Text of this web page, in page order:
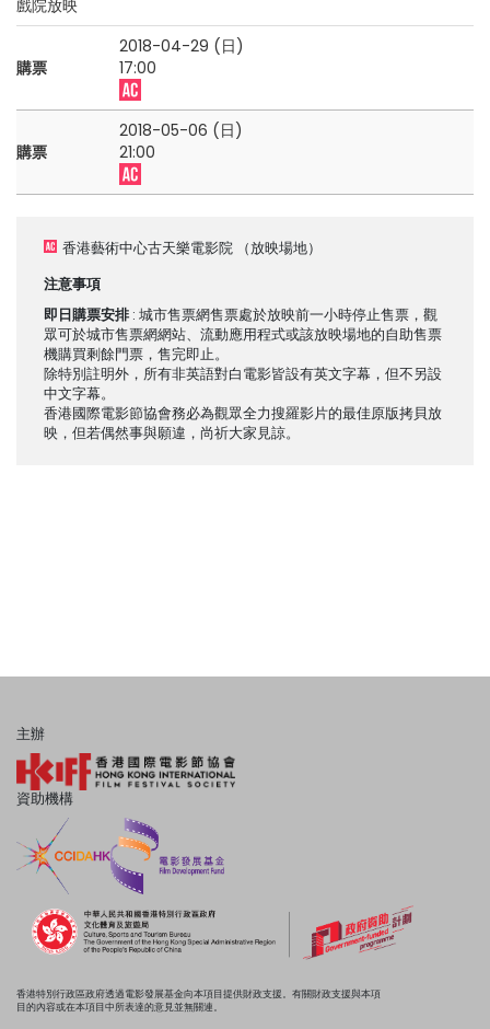
戲院放映
購票
2018-04-29 (日)
17:00
購票
2018-05-06 (日)
21:00
香港藝術中心古天樂電影院 （放映場地）
注意事項
即日購票安排 : 城市售票網售票處於放映前一小時停止售票，觀
眾可於城市售票網網站、流動應用程式或該放映場地的自助售票
機購買剩餘門票，售完即止。
除特別註明外，所有非英語對白電影皆設有英文字幕，但不另設
中文字幕。
香港國際電影節協會務必為觀眾全力搜羅影片的最佳原版拷貝放
映，但若偶然事與願違，尚祈大家見諒。
主辦
資助機構
香港特別行政區政府透過電影發展基金向本項目提供財政支援。有關財政支援與本項
目的內容或在本項目中所表達的意見並無關連。